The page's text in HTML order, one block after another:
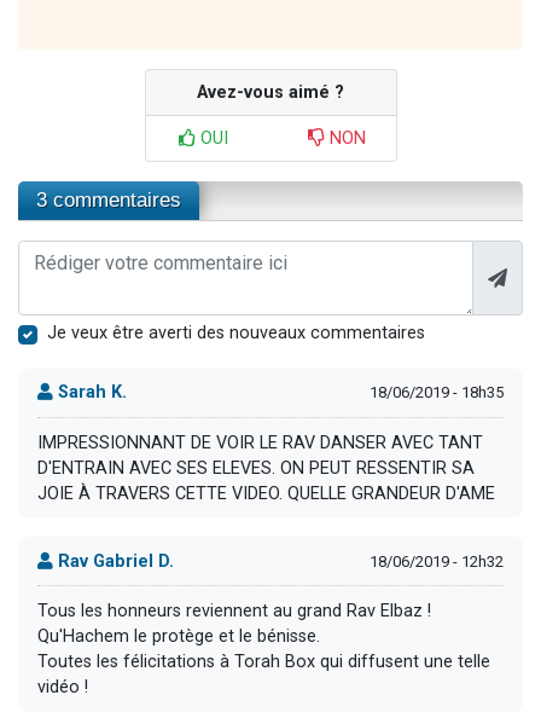
Avez-vous aimé ?
OUI NON
3 commentaires
Je veux être averti des nouveaux commentaires
Sarah K. 18/06/2019 - 18h35
IMPRESSIONNANT DE VOIR LE RAV DANSER AVEC TANT
D'ENTRAIN AVEC SES ELEVES. ON PEUT RESSENTIR SA
JOIE À TRAVERS CETTE VIDEO. QUELLE GRANDEUR D'AME
Rav Gabriel D. 18/06/2019 - 12h32
Tous les honneurs reviennent au grand Rav Elbaz !
Qu'Hachem le protège et le bénisse.
Toutes les félicitations à Torah Box qui diffusent une telle
vidéo !